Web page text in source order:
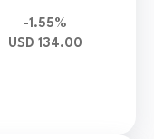
-1.55%
USD 134.00